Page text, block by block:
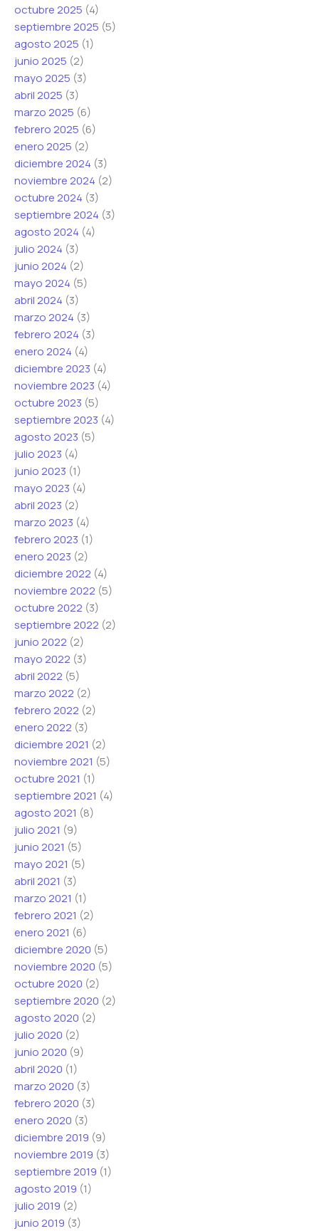
octubre 2025 (4)
septiembre 2025 (5)
agosto 2025 (1)
junio 2025 (2)
mayo 2025 (3)
abril 2025 (3)
marzo 2025 (6)
febrero 2025 (6)
enero 2025 (2)
diciembre 2024 (3)
noviembre 2024 (2)
octubre 2024 (3)
septiembre 2024 (3)
agosto 2024 (4)
julio 2024 (3)
junio 2024 (2)
mayo 2024 (5)
abril 2024 (3)
marzo 2024 (3)
febrero 2024 (3)
enero 2024 (4)
diciembre 2023 (4)
noviembre 2023 (4)
octubre 2023 (5)
septiembre 2023 (4)
agosto 2023 (5)
julio 2023 (4)
junio 2023 (1)
mayo 2023 (4)
abril 2023 (2)
marzo 2023 (4)
febrero 2023 (1)
enero 2023 (2)
diciembre 2022 (4)
noviembre 2022 (5)
octubre 2022 (3)
septiembre 2022 (2)
junio 2022 (2)
mayo 2022 (3)
abril 2022 (5)
marzo 2022 (2)
febrero 2022 (2)
enero 2022 (3)
diciembre 2021 (2)
noviembre 2021 (5)
octubre 2021 (1)
septiembre 2021 (4)
agosto 2021 (8)
julio 2021 (9)
junio 2021 (5)
mayo 2021 (5)
abril 2021 (3)
marzo 2021 (1)
febrero 2021 (2)
enero 2021 (6)
diciembre 2020 (5)
noviembre 2020 (5)
octubre 2020 (2)
septiembre 2020 (2)
agosto 2020 (2)
julio 2020 (2)
junio 2020 (9)
abril 2020 (1)
marzo 2020 (3)
febrero 2020 (3)
enero 2020 (3)
diciembre 2019 (9)
noviembre 2019 (3)
septiembre 2019 (1)
agosto 2019 (1)
julio 2019 (2)
junio 2019 (3)